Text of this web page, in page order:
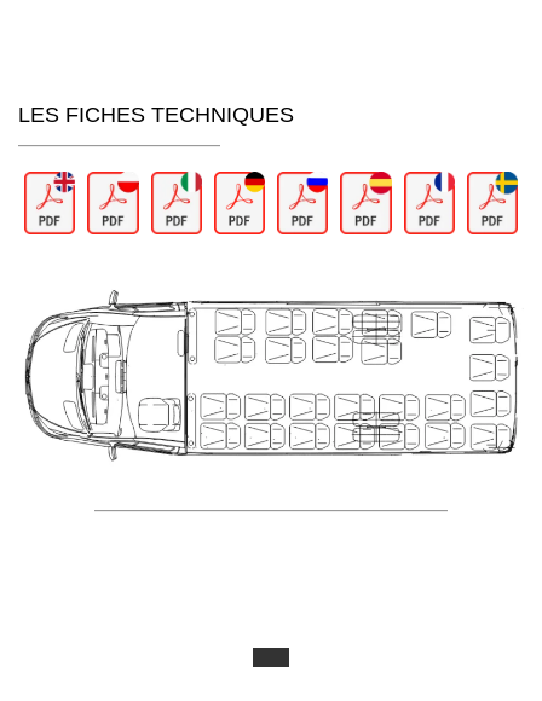
LES FICHES TECHNIQUES